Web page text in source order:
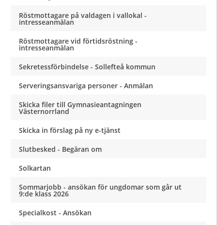
Röstmottagare på valdagen i vallokal -
intresseanmälan
Röstmottagare vid förtidsröstning -
intresseanmälan
Sekretessförbindelse - Sollefteå kommun
Serveringsansvariga personer - Anmälan
Skicka filer till Gymnasieantagningen
Västernorrland
Skicka in förslag på ny e-tjänst
Slutbesked - Begäran om
Solkartan
Sommarjobb - ansökan för ungdomar som går ut
9:de klass 2026
Specialkost - Ansökan